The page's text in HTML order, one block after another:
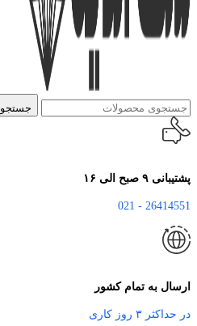
جستجو
پشتیبانی ۹ صبح الی ۱۶
26414551 - 021
ارسال به تمام کشور
در حداکثر ۳ روز کاری